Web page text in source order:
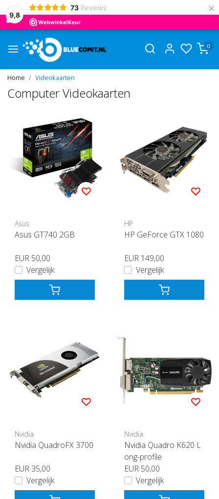
9,8
73 Reviews ×
0
Home Videokaarten
Computer Videokaarten
Asus
Asus GT740 2GB
EUR 50,00
Vergelijk
HP
HP GeForce GTX 1080
EUR 149,00
Vergelijk
Nvidia
Nvidia QuadroFX 3700
EUR 35,00
Vergelijk
Nvidia
Nvidia Quadro K620 L
ong-profile
EUR 50,00
Vergelijk